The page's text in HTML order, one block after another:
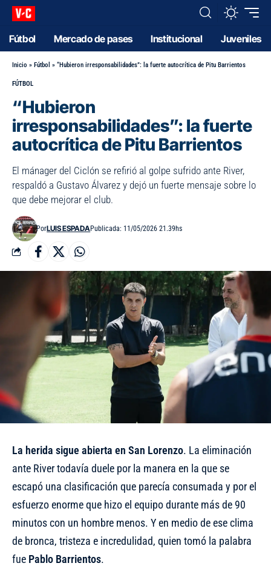
Fútbol Mercado de pases Institucional Juveniles
Inicio » Fútbol » “Hubieron irresponsabilidades”: la fuerte autocrítica de Pitu Barrientos
FÚTBOL
“Hubieron
irresponsabilidades”: la fuerte
autocrítica de Pitu Barrientos
El mánager del Ciclón se refirió al golpe sufrido ante River,
respaldó a Gustavo Álvarez y dejó un fuerte mensaje sobre lo
que debe mejorar el club.
PorLUIS ESPADAPublicada: 11/05/2026 21.39hs
La herida sigue abierta en San Lorenzo. La eliminación
ante River todavía duele por la manera en la que se
escapó una clasificación que parecía consumada y por el
esfuerzo enorme que hizo el equipo durante más de 90
minutos con un hombre menos. Y en medio de ese clima
de bronca, tristeza e incredulidad, quien tomó la palabra
fue Pablo Barrientos.